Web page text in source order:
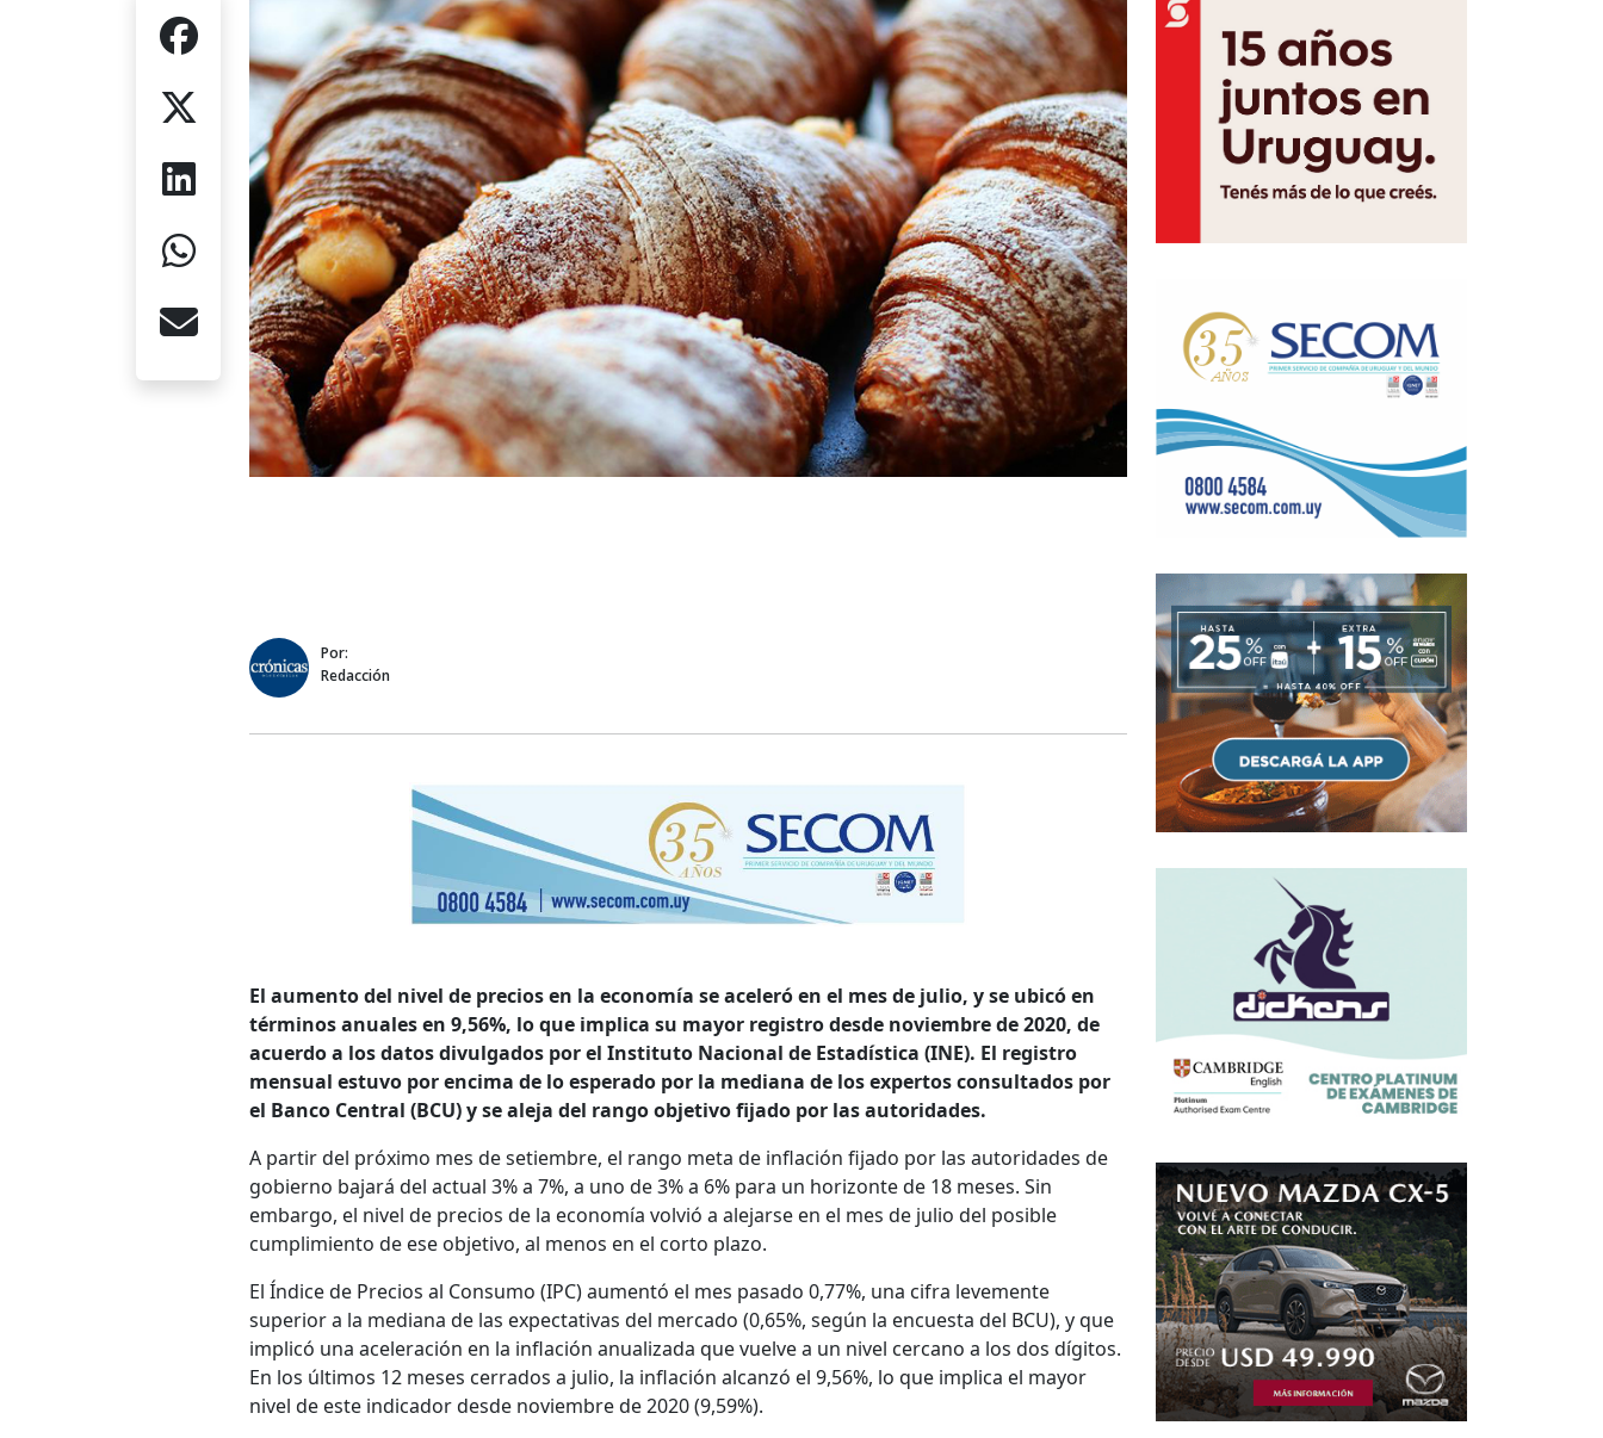
Por:
Redacción
El aumento del nivel de precios en la economía se aceleró en el mes de julio, y se ubicó en
términos anuales en 9,56%, lo que implica su mayor registro desde noviembre de 2020, de
acuerdo a los datos divulgados por el Instituto Nacional de Estadística (INE). El registro
mensual estuvo por encima de lo esperado por la mediana de los expertos consultados por
el Banco Central (BCU) y se aleja del rango objetivo fijado por las autoridades.
A partir del próximo mes de setiembre, el rango meta de inflación fijado por las autoridades de
gobierno bajará del actual 3% a 7%, a uno de 3% a 6% para un horizonte de 18 meses. Sin
embargo, el nivel de precios de la economía volvió a alejarse en el mes de julio del posible
cumplimiento de ese objetivo, al menos en el corto plazo.
El Índice de Precios al Consumo (IPC) aumentó el mes pasado 0,77%, una cifra levemente
superior a la mediana de las expectativas del mercado (0,65%, según la encuesta del BCU), y que
implicó una aceleración en la inflación anualizada que vuelve a un nivel cercano a los dos dígitos.
En los últimos 12 meses cerrados a julio, la inflación alcanzó el 9,56%, lo que implica el mayor
nivel de este indicador desde noviembre de 2020 (9,59%).